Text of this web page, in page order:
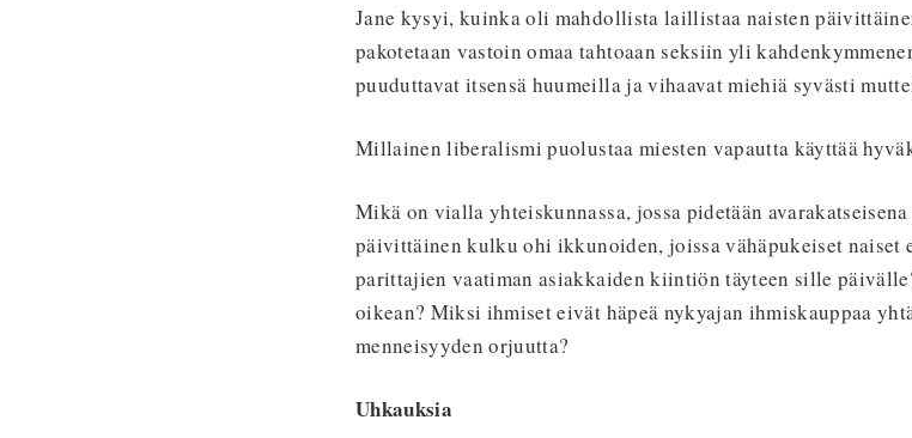
Jane kysyi, kuinka oli mahdollista laillistaa naisten
pakotetaan vastoin omaa tahtoaan seksiin yli
puuduttavat itsensä huumeilla ja vihaavat miehiä syvästi
Millainen liberalismi puolustaa miesten vapautta käyttää
Mikä on vialla yhteiskunnassa, jossa pidetään
päivittäinen kulku ohi ikkunoiden, joissa vähäpukeiset naiset
parittajien vaatiman asiakkaiden kiintiön täyteen sille
oikean? Miksi ihmiset eivät häpeä nykyajan ihmiskauppaa
menneisyyden orjuutta?
Uhkauksia